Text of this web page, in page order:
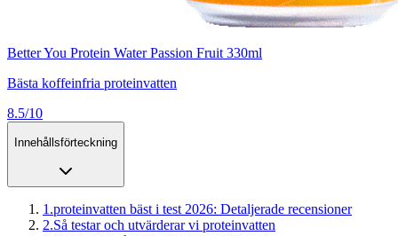
Better You Protein Water Passion Fruit 330ml
Bästa koffeinfria proteinvatten
8.5/10
Innehållsförteckning
1 .proteinvatten bäst i test 2026: Detaljerade recensioner
2.Så testar och utvärderar vi proteinvatten